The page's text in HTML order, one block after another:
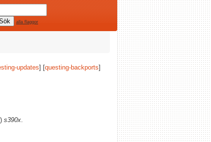
alla flaggor
updates] [questing-backports]
s390x.